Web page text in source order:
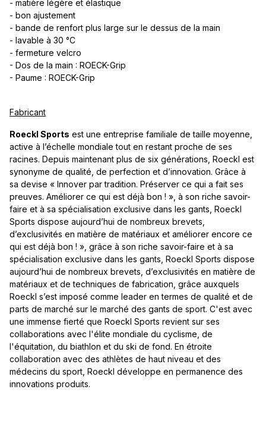
- matière légère et élastique
- bon ajustement
- bande de renfort plus large sur le dessus de la main
- lavable à 30 °C
- fermeture velcro
- Dos de la main : ROECK-Grip
- Paume : ROECK-Grip
Fabricant
Roeckl Sports est une entreprise familiale de taille moyenne,
active à l’échelle mondiale tout en restant proche de ses
racines. Depuis maintenant plus de six générations, Roeckl est
synonyme de qualité, de perfection et d’innovation. Grâce à
sa devise « Innover par tradition. Préserver ce qui a fait ses
preuves. Améliorer ce qui est déjà bon ! », à son riche savoir-
faire et à sa spécialisation exclusive dans les gants, Roeckl
Sports dispose aujourd’hui de nombreux brevets,
d’exclusivités en matière de matériaux et améliorer encore ce
qui est déjà bon ! », grâce à son riche savoir-faire et à sa
spécialisation exclusive dans les gants, Roeckl Sports dispose
aujourd’hui de nombreux brevets, d’exclusivités en matière de
matériaux et de techniques de fabrication, grâce auxquels
Roeckl s’est imposé comme leader en termes de qualité et de
parts de marché sur le marché des gants de sport. C'est avec
une immense fierté que Roeckl Sports revient sur ses
collaborations avec l'élite mondiale du cyclisme, de
l'équitation, du biathlon et du ski de fond. En étroite
collaboration avec des athlètes de haut niveau et des
médecins du sport, Roeckl développe en permanence des
innovations produits.